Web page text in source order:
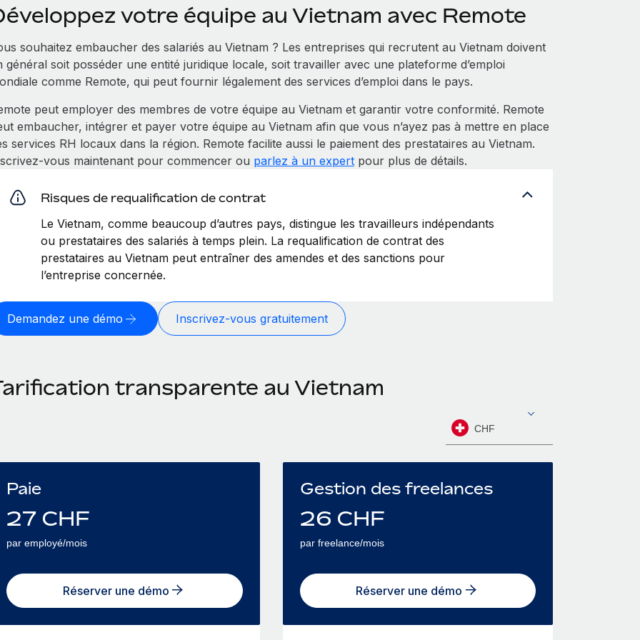
votre équipe au Vietnam avec Remote
souhaitez embaucher des salariés au Vietnam ? Les entreprises qui recrutent au Vietnam doivent
général soit posséder une entité juridique locale, soit travailler avec une plateforme d’emploi
comme Remote, qui peut fournir légalement des services d’emploi dans le pays.
peut employer des membres de votre équipe au Vietnam et garantir votre conformité. Remote
embaucher, intégrer et payer votre équipe au Vietnam afin que vous n’ayez pas à mettre en place
services RH locaux dans la région. Remote facilite aussi le paiement des prestataires au Vietnam.
maintenant pour commencer ou parlez à un expertpour plus de détails.
Risques de requalification de contrat
Le Vietnam, comme beaucoup d’autres pays, distingue les travailleurs indépendants
ou prestataires des salariés à temps plein. La requalification de contrat des
prestataires au Vietnam peut entraîner des amendes et des sanctions pour
l’entreprise concernée.
Demandez une démo Inscrivez‑vous gratuitement
transparente au Vietnam
CHF
Paie
27 CHF
par employé/mois
Réserver une démo
Gestion des freelances
26 CHF
par freelance/mois
Réserver une démo